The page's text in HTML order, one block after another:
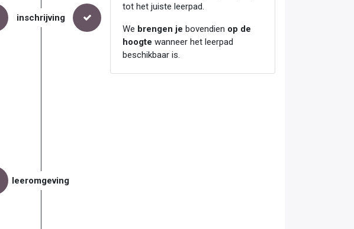
inschrijving
tot het juiste leerpad.
We brengen je bovendien op de
hoogte wanneer het leerpad
beschikbaar is.
leeromgeving